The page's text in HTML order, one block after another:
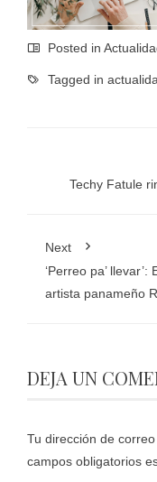
Posted in
Tagged in
Techy Fatule
Next
‘Perreo pa’
artista panameño
DEJA UN
Tu dirección de
campos obligatorios